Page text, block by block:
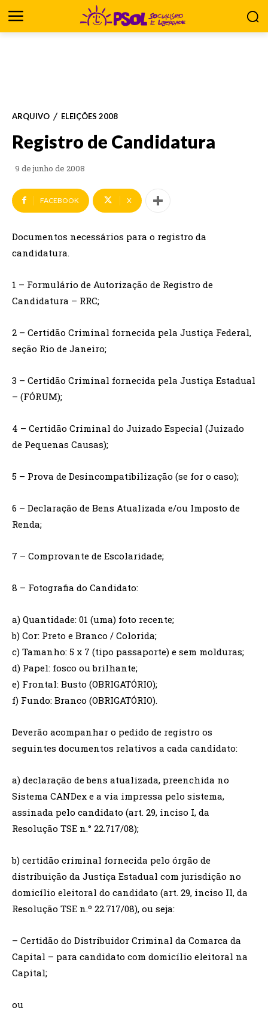
ARQUIVO ELEIÇÕES 2008
Registro de Candidatura
9 de junho de 2008
FACEBOOK X
Documentos necessários para o registro da
candidatura.
1 – Formulário de Autorização de Registro de
Candidatura – RRC;
2 – Certidão Criminal fornecida pela Justiça Federal,
seção Rio de Janeiro;
3 – Certidão Criminal fornecida pela Justiça Estadual
– (FÓRUM);
4 – Certidão Criminal do Juizado Especial (Juizado
de Pequenas Causas);
5 – Prova de Desincompatibilização (se for o caso);
6 – Declaração de Bens Atualizada e/ou Imposto de
Renda;
7 – Comprovante de Escolaridade;
8 – Fotografia do Candidato:
a) Quantidade: 01 (uma) foto recente;
b) Cor: Preto e Branco / Colorida;
c) Tamanho: 5 x 7 (tipo passaporte) e sem molduras;
d) Papel: fosco ou brilhante;
e) Frontal: Busto (OBRIGATÓRIO);
f) Fundo: Branco (OBRIGATÓRIO).
Deverão acompanhar o pedido de registro os
seguintes documentos relativos a cada candidato:
a) declaração de bens atualizada, preenchida no
Sistema CANDex e a via impressa pelo sistema,
assinada pelo candidato (art. 29, inciso I, da
Resolução TSE n.° 22.717/08);
b) certidão criminal fornecida pelo órgão de
distribuição da Justiça Estadual com jurisdição no
domicílio eleitoral do candidato (art. 29, inciso II, da
Resolução TSE n.º 22.717/08), ou seja:
– Certidão do Distribuidor Criminal da Comarca da
Capital – para candidato com domicílio eleitoral na
Capital;
ou